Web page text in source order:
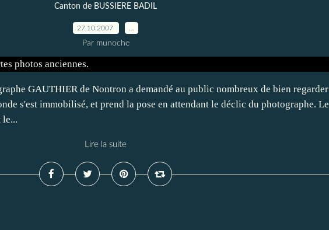
Canton de BUSSIERE BADIL
27.10.2007
Par munoche
GAUTHIER de Nontron a demandé au public nombreux de bien regarder
s'est immobilisé, et prend la pose en attendant le déclic du photographe. Le
Lire la suite